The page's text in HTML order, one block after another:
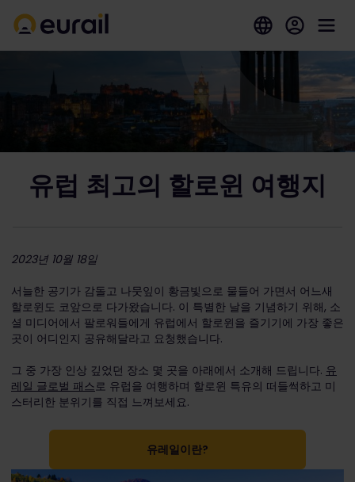
유럽 최고의 할로윈 여행지
2023년 10월 18일
서늘한 공기가 감돌고 나뭇잎이 황금빛으로 물들어 가면서 어느새
할로윈도 코앞으로 다가왔습니다. 이 특별한 날을 기념하기 위해, 소
셜 미디어에서 팔로워들에게 유럽에서 할로윈을 즐기기에 가장 좋은
곳이 어디인지 공유해달라고 요청했습니다.
그 중 가장 인상 깊었던 장소 몇 곳을 아래에서 소개해 드립니다. 유
레일 글로벌 패스로 유럽을 여행하며 할로윈 특유의 떠들썩하고 미
스터리한 분위기를 직접 느껴보세요.
유레일이란?